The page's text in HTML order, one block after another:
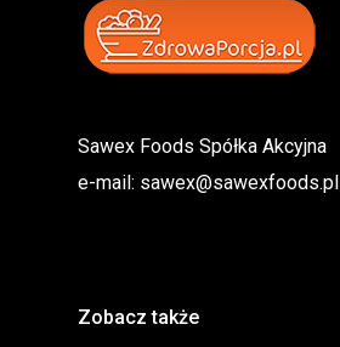
Sawex Foods Spółka Akcyjna
e-mail: sawex@sawexfoods.pl
Zobacz także